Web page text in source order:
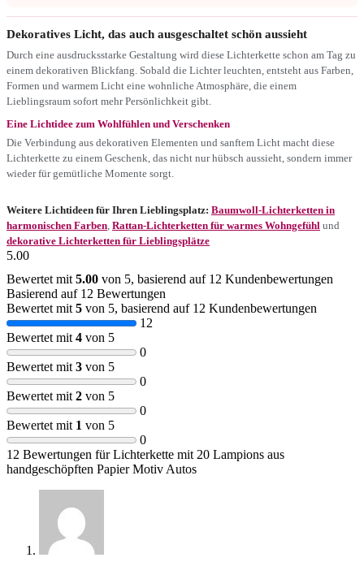
Dekoratives Licht, das auch ausgeschaltet schön aussieht
Durch eine ausdrucksstarke Gestaltung wird diese Lichterkette schon am Tag zu
einem dekorativen Blickfang. Sobald die Lichter leuchten, entsteht aus Farben,
Formen und warmem Licht eine wohnliche Atmosphäre, die einem
Lieblingsraum sofort mehr Persönlichkeit gibt.
Eine Lichtidee zum Wohlfühlen und Verschenken
Die Verbindung aus dekorativen Elementen und sanftem Licht macht diese
Lichterkette zu einem Geschenk, das nicht nur hübsch aussieht, sondern immer
wieder für gemütliche Momente sorgt.
Weitere Lichtideen für Ihren Lieblingsplatz: Baumwoll-Lichterketten in
harmonischen Farben Rattan-Lichterketten für warmes Wohngefühl und
dekorative Lichterketten für Lieblingsplätze
5.00
Bewertet mit 5.00 von 5, basierend auf 12 Kundenbewertungen
Basierend auf 12 Bewertungen
Bewertet mit 5 von 5, basierend auf 12 Kundenbewertungen
12
Bewertet mit 4 von 5
0
Bewertet mit 3 von 5
0
Bewertet mit 2 von 5
0
Bewertet mit 1 von 5
0
12 Bewertungen fürLichterkette mit 20 Lampions aus
handgeschöpften Papier Motiv Autos